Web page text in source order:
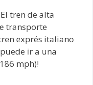
tren de alta
transporte
exprés italiano
ir a una
mph)!